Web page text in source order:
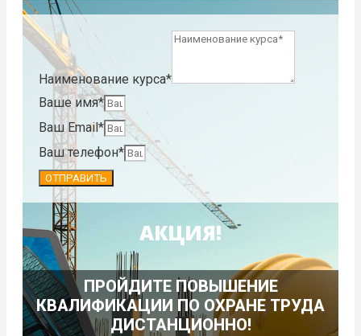
Наименование курса*
Ваше имя*
Ваш Email*
Ваш телефон*
ОТПРАВИТЬ
АКЦИЯ!
ПРОЙДИТЕ ПОВЫШЕНИЕ
КВАЛИФИКАЦИИ ПО ОХРАНЕ ТРУДА
ДИСТАНЦИОННО!